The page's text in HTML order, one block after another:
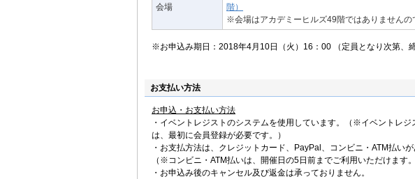
会場
階）
※会場はアカデミーヒルズ49階ではありませんの
※お申込み期日：2018年4月10日（火）16：00 （定員となり次第、
お支払い方法
お申込・お支払い方法
・イベントレジストのシステムを使用しています。（※イベントレ
は、最初に会員登録が必要です。）
・お支払方法は、クレジットカード、PayPal、コンビニ・ATM払いが
（※コンビニ・ATM払いは、開催日の5日前までご利用いただけます。
・お申込み後のキャンセル及び返金は承っておりません。